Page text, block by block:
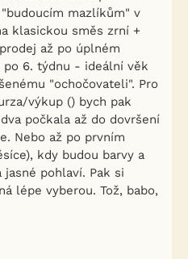
mazlíkům" v
klasickou směs zrní +
až po úplném
po 6. týdnu - ideální věk
"ochočovateli". Pro
výkup () bych pak
počkala až do dovršení
Nebo až po prvním
kdy budou barvy a
pohlaví. Pak si
lépe vyberou. Tož, babo,